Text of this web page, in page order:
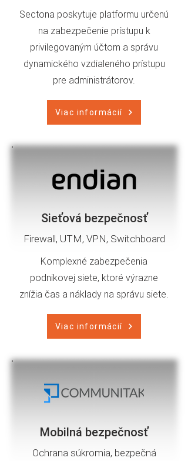
Sectona poskytuje platformu určenú
na zabezpečenie prístupu k
privilegovaným účtom a správu
dynamického vzdialeného prístupu
pre administrátorov.
Viac informácií
Sieťová bezpečnosť
Firewall, UTM, VPN, Switchboard
Komplexné zabezpečenia
podnikovej siete, ktoré výrazne
znížia čas a náklady na správu siete.
Viac informácií
Mobilná bezpečnosť
Ochrana súkromia, bezpečná